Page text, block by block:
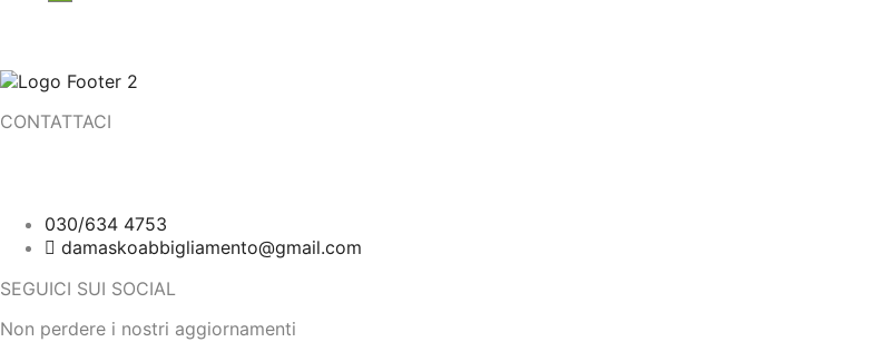
CONTATTACI
030/634 4753
damaskoabbigliamento@gmail.com
SEGUICI SUI SOCIAL
Non perdere i nostri aggiornamenti